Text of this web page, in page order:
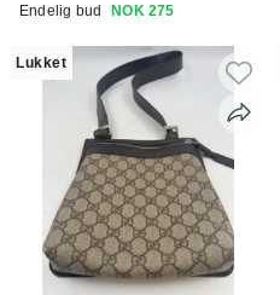
Endelig bud NOK 275
Lukket